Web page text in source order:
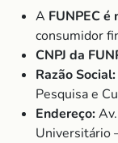
A FUNPEC
consumidor
CNPJ da
Razão Social:
Pesquisa e
Endereço:
Universitário